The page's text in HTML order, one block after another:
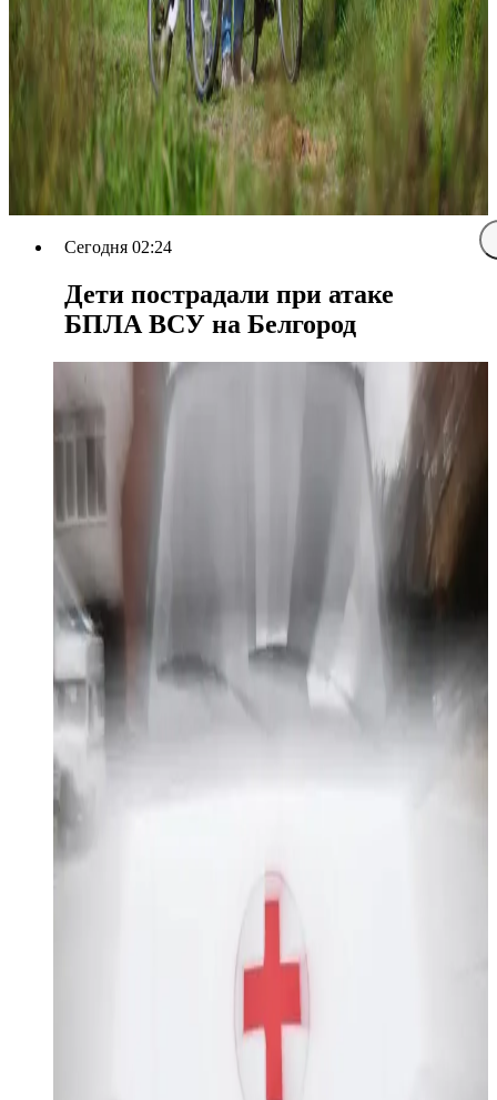
Сегодня 02:24
Дети пострадали при атаке
БПЛА ВСУ на Белгород